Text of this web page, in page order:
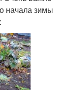
начала зимы